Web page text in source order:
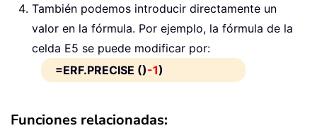
También podemos introducir directamente un
valor en la fórmula. Por ejemplo, la fórmula de la
celda E5 se puede modificar por:
=ERF.PRECISE ()-1)
Funciones relacionadas: